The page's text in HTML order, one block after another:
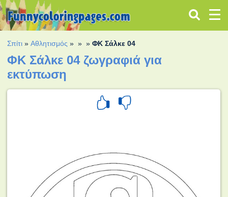
Σπίτι »Αθλητισμός » » »ΦΚ Σάλκε 04
ΦΚ Σάλκε 04 ζωγραφιά για
εκτύπωση